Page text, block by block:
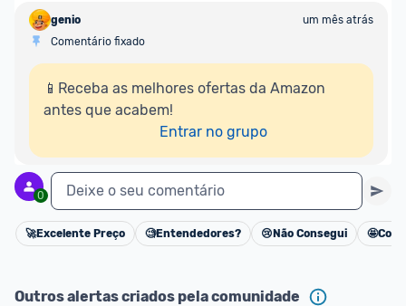
genio
um mês atrás
Comentário fixado
📱Receba as melhores ofertas da Amazon
antes que acabem!
Entrar no grupo
0 Deixe o seu comentário
Cancelar
🚀Excelente Preço 🧐Entendedores? 😢 Não Consegui 🤩
Outros alertas criados pela comunidade